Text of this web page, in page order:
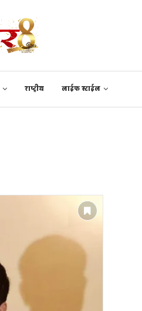
राष्ट्रीय लाईफ स्टाईल